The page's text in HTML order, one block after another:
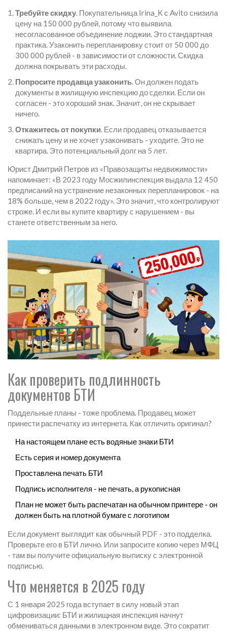
Требуйте скидку. Покупательница Irina_K с Avito снизила
цену на 150 000 рублей, потому что выявила
несогласованное объединение лоджии. Это стандартная
практика. Узаконить перепланировку стоит от 50 000 до
300 000 рублей - в зависимости от сложности. Скидка
должна покрывать эти расходы.
Попросите продавца узаконить. Он должен подать
документы в жилищную инспекцию до сделки. Если он
согласен - это хороший знак. Значит, он не скрывает
ничего.
Откажитесь от покупки. Если продавец отказывается
снижать цену и не хочет узаконивать - уходите. Это не
квартира. Это потенциальный долг на 5 лет.
Юрист Дмитрий Петров из «Правозащиты недвижимости»
напоминает: «В 2023 году Мосжилинспекция выдала 12 450
предписаний на устранение незаконных перепланировок - на
18% больше, чем в 2022 году». Это значит, что контролируют
строже. И если вы купите квартиру с нарушением - вы
станете ответственным за него.
Как проверить подлинность
документов БТИ
Поддельные планы - тоже проблема. Продавец может
принести распечатку из интернета. Как отличить оригинал?
На настоящем плане есть водяные знаки БТИ
Есть серия и номер документа
Проставлена печать БТИ
Подпись исполнителя - не печать, а рукописная
План не может быть распечатан на обычном принтере - он
должен быть на плотной бумаге с логотипом
Если документ выглядит как обычный PDF - это подделка.
Проверьте его в БТИ лично. Или запросите копию через МФЦ
- там вы получите официальную выписку с электронной
подписью.
Что меняется в 2025 году
С 1 января 2025 года вступает в силу новый этап
цифровизации: БТИ и жилищная инспекция начнут
обмениваться данными в электронном виде. Это сократит